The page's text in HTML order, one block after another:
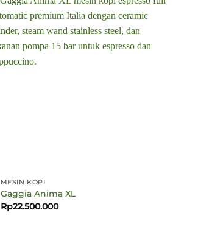
MESIN KOPI
Gaggia Anima XL
Rp22.500.000